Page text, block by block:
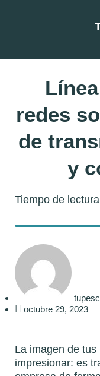
redes
de
y
Tiempo de
octubre 29, 2023
La imagen de
impresionar: es